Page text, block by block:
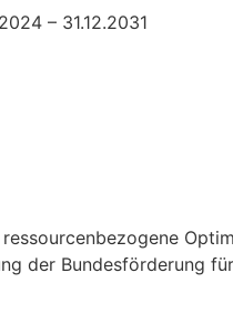
– 31.12.2031
der Bundesförderung